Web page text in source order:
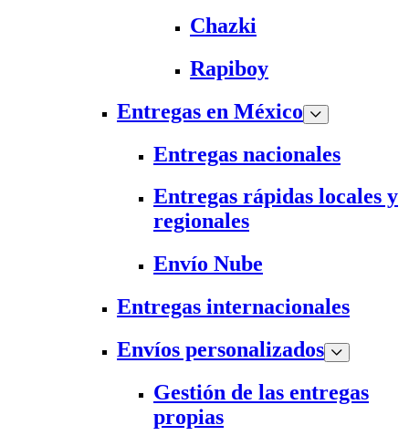
Chazki
Rapiboy
Entregas en México
Entregas nacionales
Entregas rápidas locales y
regionales
Envío Nube
Entregas internacionales
Envíos personalizados
Gestión de las entregas
propias